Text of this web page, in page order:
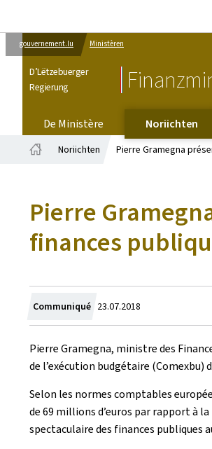
gouvernement.lu Ministèren
D’Lëtzebuerger
Regierung
De Ministère Noriichten
Noriichten Pierre Gramegna
Pierre
finances
Communiqué Created
on
23.07.2018
Pierre Gramegna, ministre des
de l’exécution budgétaire (Comexbu)
Selon les normes comptables
de 69 millions d’euros par rapport à
spectaculaire des finances publiques